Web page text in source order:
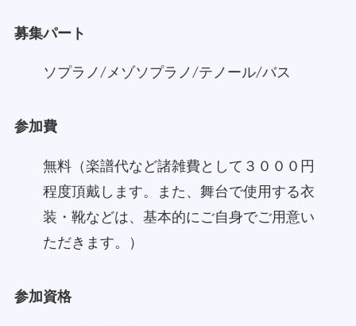
募集パート
ソプラノ/メゾソプラノ/テノール/バス
参加費
無料（楽譜代など諸雑費として３０００円
程度頂戴します。また、舞台で使用する衣
装・靴などは、基本的にご自身でご用意い
ただきます。）
参加資格